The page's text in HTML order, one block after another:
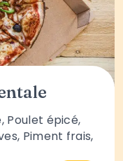
Poulet épicé,
Piment frais,